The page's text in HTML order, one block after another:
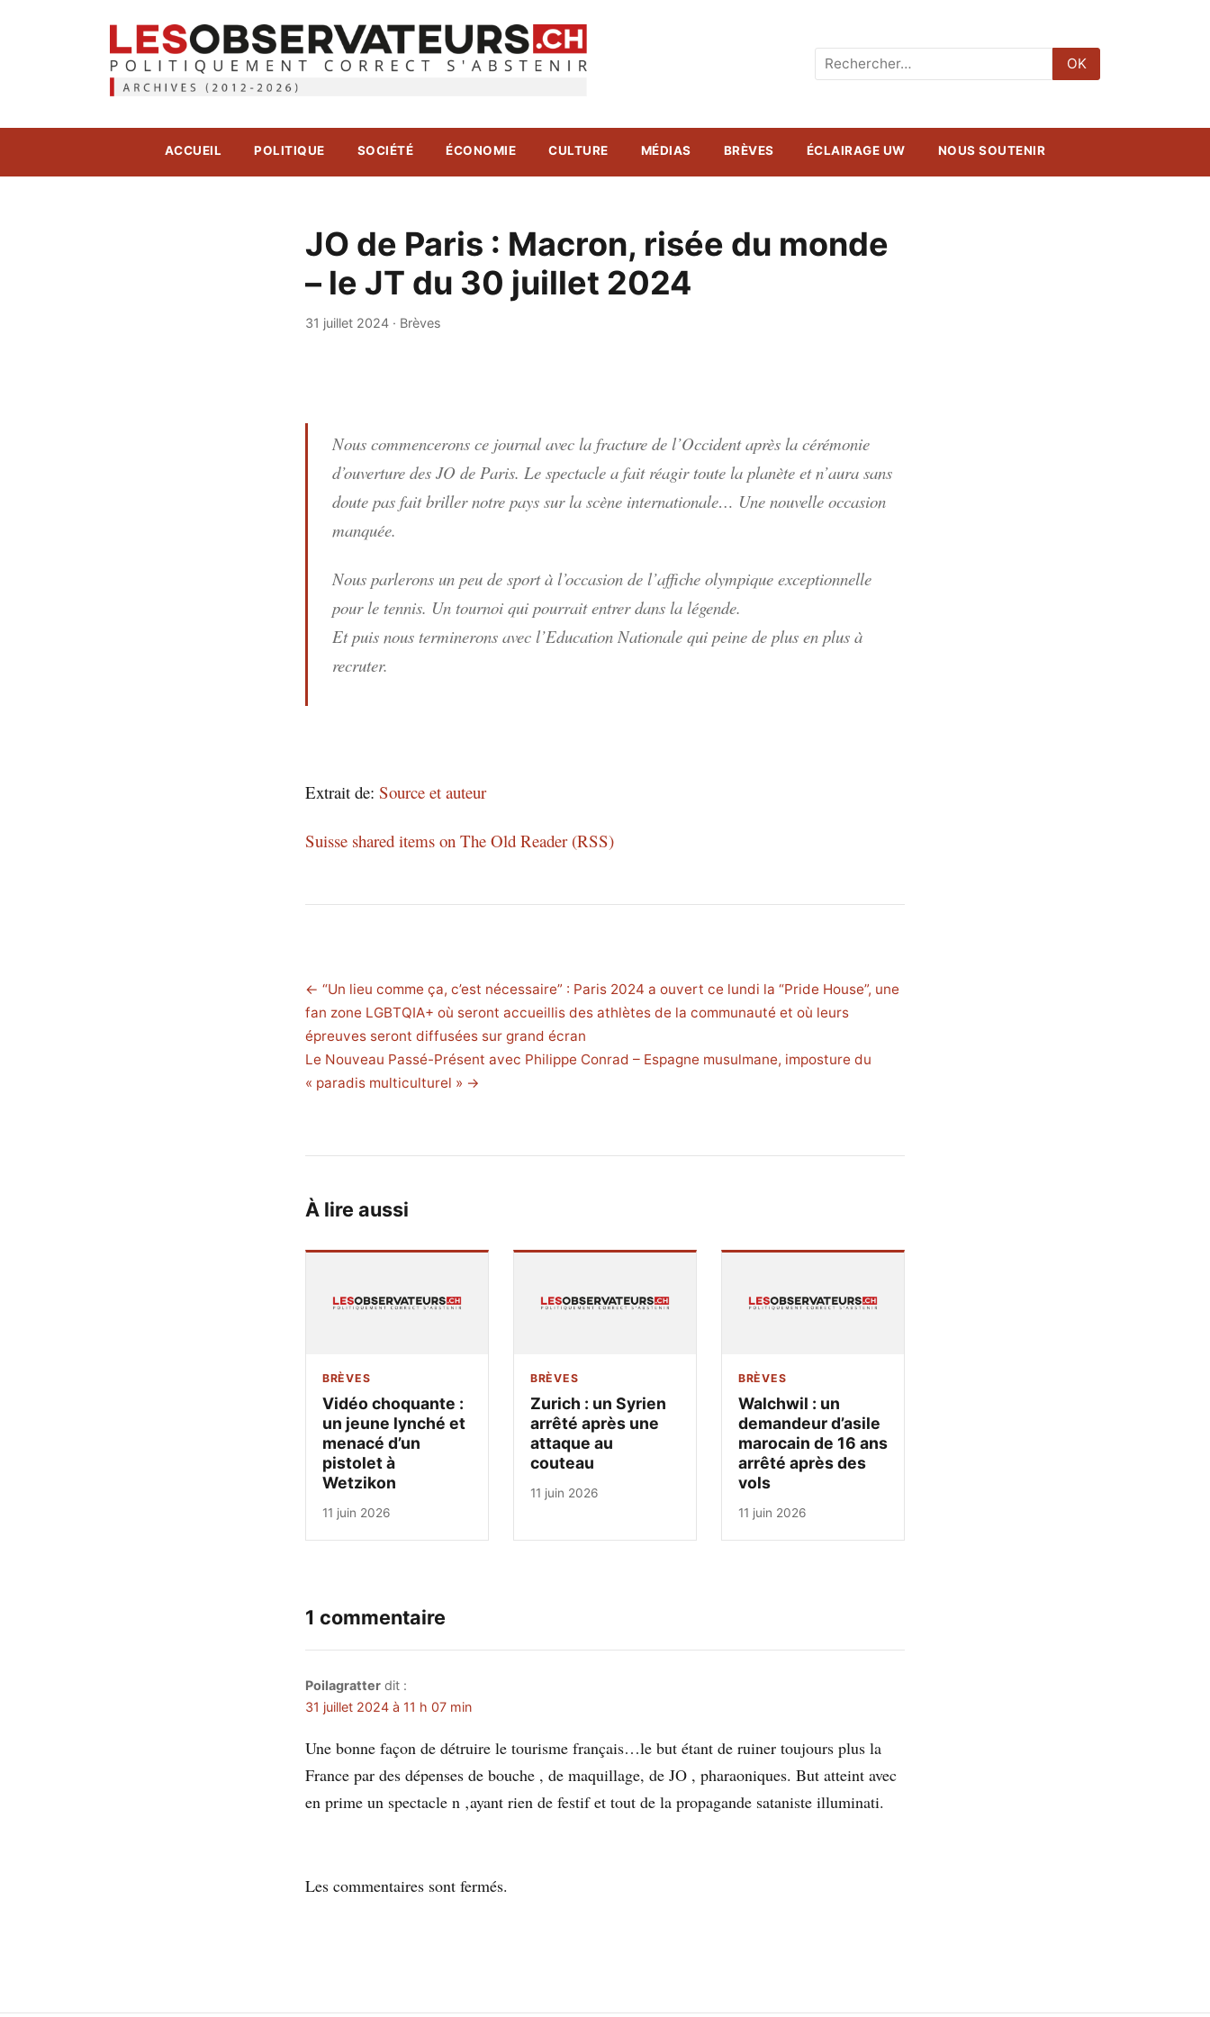
Rechercher
:
OK
ACCUEIL POLITIQUE SOCIÉTÉ ÉCONOMIE CULTURE MÉDIAS BRÈVES ÉCLAIRAGE UW NOUS SOUTENIR
JO de Paris : Macron, risée du monde
– le JT du 30 juillet 2024
31 juillet 2024 · Brèves
Nous commencerons ce journal avec la fracture de l’Occident après la cérémonie
d’ouverture des JO de Paris. Le spectacle a fait réagir toute la planète et n’aura sans
doute pas fait briller notre pays sur la scène internationale… Une nouvelle occasion
manquée.
Nous parlerons un peu de sport à l’occasion de l’affiche olympique exceptionnelle
pour le tennis. Un tournoi qui pourrait entrer dans la légende.
Et puis nous terminerons avec l’Education Nationale qui peine de plus en plus à
recruter.
Extrait de: Source et auteur
Suisse shared items on The Old Reader (RSS)
← “Un lieu comme ça, c’est nécessaire” : Paris 2024 a ouvert ce lundi la “Pride House”, une
fan zone LGBTQIA+ où seront accueillis des athlètes de la communauté et où leurs
épreuves seront diffusées sur grand écran
Le Nouveau Passé-Présent avec Philippe Conrad – Espagne musulmane, imposture du
« paradis multiculturel » →
À lire aussi
BRÈVES
Vidéo choquante :
un jeune lynché et
menacé d’un
pistolet à
Wetzikon
11 juin 2026
BRÈVES
Zurich : un Syrien
arrêté après une
attaque au
couteau
11 juin 2026
BRÈVES
Walchwil : un
demandeur d’asile
marocain de 16 ans
arrêté après des
vols
11 juin 2026
1 commentaire
Poilagratter dit :
31 juillet 2024 à 11 h 07 min
Une bonne façon de détruire le tourisme français…le but étant de ruiner toujours plus la
France par des dépenses de bouche , de maquillage, de JO , pharaoniques. But atteint avec
en prime un spectacle n ‚ayant rien de festif et tout de la propagande sataniste illuminati.
Les commentaires sont fermés.